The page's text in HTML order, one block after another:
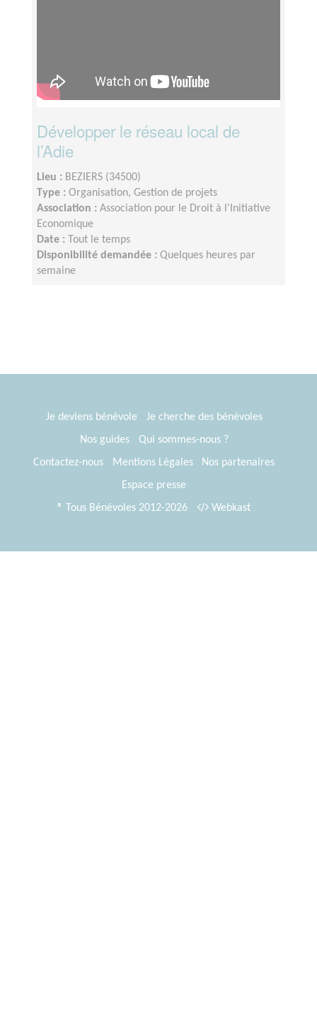
Développer le réseau local de
l’Adie
Lieu : BEZIERS (34500)
Type : Organisation, Gestion de projets
Association : Association pour le Droit à l'Initiative
Economique
Date :
Tout le temps
Disponibilité demandée : Quelques heures par
semaine
Je deviens bénévole
Je cherche des bénévoles
Nos guides
Qui sommes-nous ?
Contactez-nous
Mentions Légales
Nos partenaires
Espace presse
® Tous Bénévoles 2012-2026
Webkast